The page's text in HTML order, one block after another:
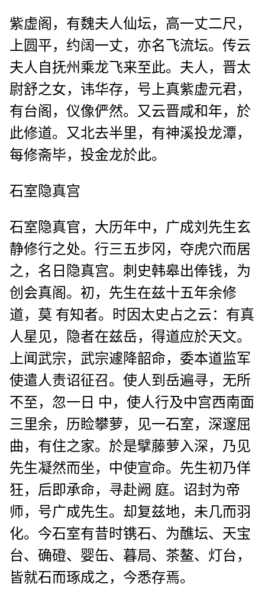
紫虚阁，有魏夫人仙坛，高一丈二尺，
上圆平，约阔一丈，亦名飞流坛。传云
夫人自抚州乘龙飞来至此。夫人，晋太
尉舒之女，讳华存，号上真紫虚元君，
有台阁，仪像俨然。又云晋咸和年，於
此修道。又北去半里，有神溪投龙潭，
每修斋毕，投金龙於此。
石室隐真宫
石室隐真官，大历年中，广成刘先生玄
静修行之处。行三五步冈，夺虎穴而居
之，名日隐真宫。刺史韩皋出俸钱，为
创会真阁。初，先生在兹十五年余修
道，莫 有知者。时因太史占之云：有真
人星见，隐者在兹岳，得道应於天文。
上闻武宗，武宗遽降韶命，委本道监军
使遣人责诏征召。使人到岳遍寻，无所
不至，忽一日 中，使人行及中宫西南面
三里余，历睑攀萝，见一石室，深邃屈
曲，有住之家。於是擘藤萝入深，乃见
先生凝然而坐，中使宣命。先生初乃佯
狂，后即承命，寻赴阙 庭。诏封为帝
师，号广成先生。却复兹地，未几而羽
化。今石室有昔时镌石、为醮坛、天宝
台、确磴、婴缶、暮局、茶鳌、灯台，
皆就石而琢成之，今悉存焉。